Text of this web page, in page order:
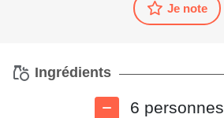
Je note
Ingrédients
6 personnes